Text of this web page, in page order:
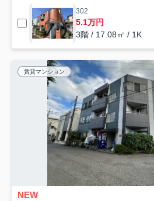
302
5.1万円
3階 / 17.08㎡ / 1K
賃貸マンション
NEW